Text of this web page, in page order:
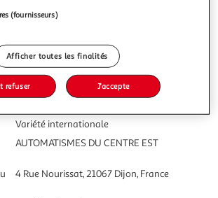
Variété internationale
AUTOMATISMES DU CENTRE EST
4 Rue Nourissat, 21067 Dijon, France
(fournisseurs)
Afficher toutes les finalités
refuser J'accepte